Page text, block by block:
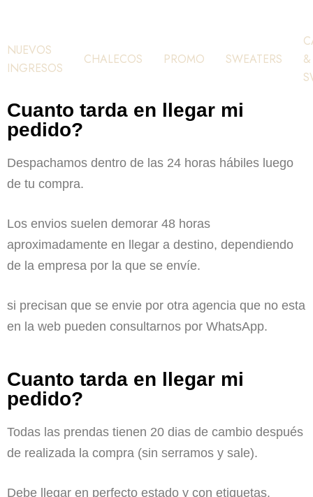
NUEVOS
INGRESOS
CHALECOS PROMO SWEATERS
&
Cuanto tarda en llegar mi
pedido?
Despachamos dentro de las 24 horas hábiles luego
de tu compra.
Los envios suelen demorar 48 horas
aproximadamente en llegar a destino, dependiendo
de la empresa por la que se envíe.
si precisan que se envie por otra agencia que no esta
en la web pueden consultarnos por WhatsApp.
Cuanto tarda en llegar mi
pedido?
Todas las prendas tienen 20 dias de cambio después
de realizada la compra (sin serramos y sale).
Debe llegar en perfecto estado y con etiquetas.